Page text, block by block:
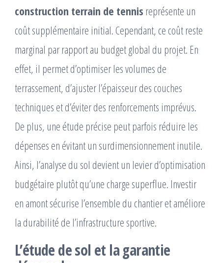
construction terrain de tennis représente un
coût supplémentaire initial. Cependant, ce coût reste
marginal par rapport au budget global du projet. En
effet, il permet d’optimiser les volumes de
terrassement, d’ajuster l’épaisseur des couches
techniques et d’éviter des renforcements imprévus.
De plus, une étude précise peut parfois réduire les
dépenses en évitant un surdimensionnement inutile.
Ainsi, l’analyse du sol devient un levier d’optimisation
budgétaire plutôt qu’une charge superflue. Investir
en amont sécurise l’ensemble du chantier et améliore
la durabilité de l’infrastructure sportive.
L’étude de sol et la garantie